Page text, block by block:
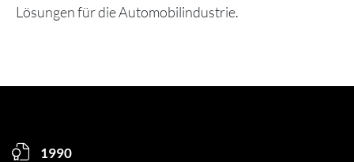
Lösungen für die Automobilindustrie.
1990